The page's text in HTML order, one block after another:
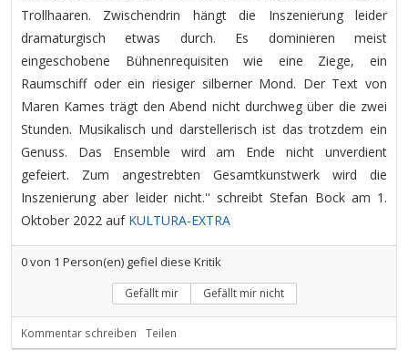
Trollhaaren. Zwischendrin hängt die Inszenierung leider
dramaturgisch etwas durch. Es dominieren meist
eingeschobene Bühnenrequisiten wie eine Ziege, ein
Raumschiff oder ein riesiger silberner Mond. Der Text von
Maren Kames trägt den Abend nicht durchweg über die zwei
Stunden. Musikalisch und darstellerisch ist das trotzdem ein
Genuss. Das Ensemble wird am Ende nicht unverdient
gefeiert. Zum angestrebten Gesamtkunstwerk wird die
Inszenierung aber leider nicht.'' schreibt Stefan Bock am 1.
Oktober 2022 auf KULTURA-EXTRA
0von 1 Person(en) gefiel diese Kritik
Gefällt mir Gefällt mir nicht
Kommentar schreiben Teilen